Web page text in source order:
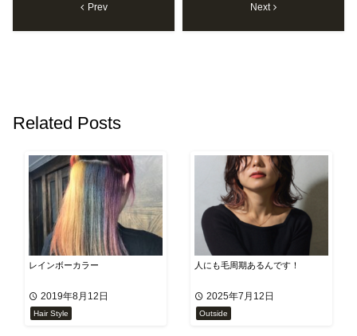
Prev Next
Related Posts
レインボーカラー
2019年8月12日
Hair Style
人にも毛周期あるんです！
2025年7月12日
Outside